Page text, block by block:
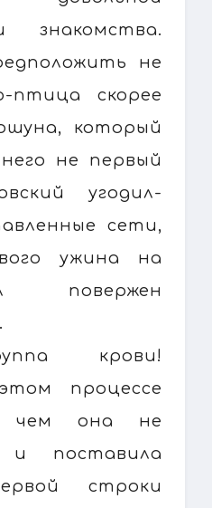
знакомства.
не
птица скорее
который
не первый
угодил-
сети,
ужина на
повержен
крови!
процессе
чем она не
и поставила
строки